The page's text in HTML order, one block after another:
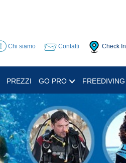
Chi siamo Contatti Check In
PREZZI GO PRO FREEDIVING